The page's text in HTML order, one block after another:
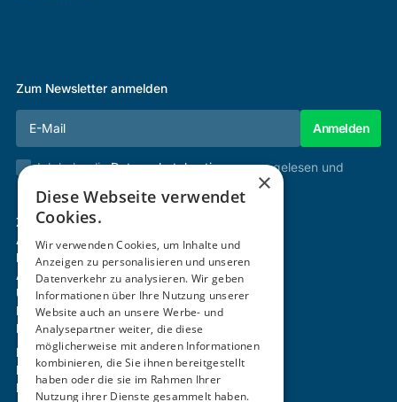
Zum Newsletter anmelden
Ich habe dieDatenschutzbestimmungengelesen und
Zertifizierung & Verifikation
Akademie
Mitgliedschaft
Aktivitäten
Über uns
Login
Kontakt
Impressum
Datenschutz
Barrierefreiheitserklärung
×
Diese Webseite verwendet
Cookies.
Wir verwenden Cookies, um Inhalte und
Anzeigen zu personalisieren und unseren
Datenverkehr zu analysieren. Wir geben
Informationen über Ihre Nutzung unserer
Website auch an unsere Werbe- und
Analysepartner weiter, die diese
möglicherweise mit anderen Informationen
kombinieren, die Sie ihnen bereitgestellt
haben oder die sie im Rahmen Ihrer
Nutzung ihrer Dienste gesammelt haben.